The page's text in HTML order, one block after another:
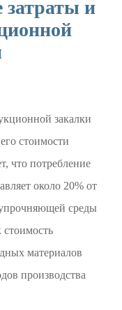
затраты и
закалки
стоимости
что потребление
около 20% от
среды
стоимость
материалов
производства